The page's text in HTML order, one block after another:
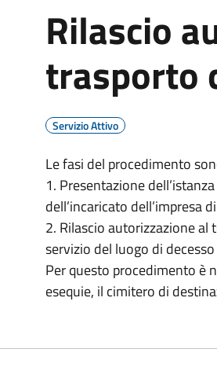
Rilascio
trasporto
Servizio Attivo
Le fasi del procedimento
1. Presentazione
dell’incaricato dell’impresa
2. Rilascio autorizzazione al
servizio del luogo di decesso
Per questo procedimento è
esequie, il cimitero di